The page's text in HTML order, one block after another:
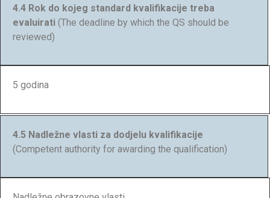
4.4 Rok do kojeg standard kvalifikacije treba
evaluirati (The deadline by which the QS should be
reviewed)
5 godina
4.5 Nadležne vlasti za dodjelu kvalifikacije
(Competent authority for awarding the qualification)